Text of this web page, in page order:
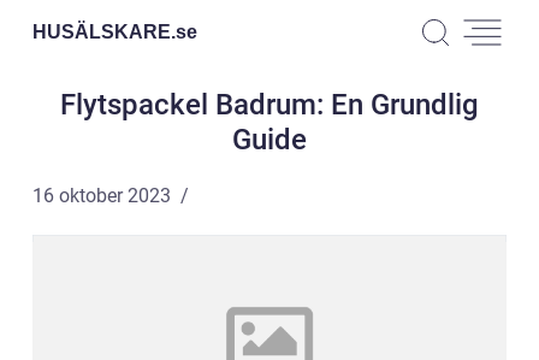
HUSÄLSKARE.se
Flytspackel Badrum: En Grundlig
Guide
16 oktober 2023